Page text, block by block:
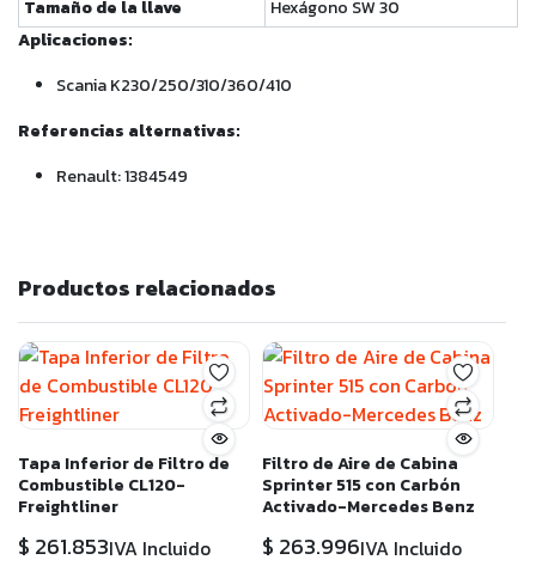
Tamaño de la llave
Hexágono SW 30
Aplicaciones:
Scania K230/250/310/360/410
Referencias alternativas:
Renault: 1384549
Productos relacionados
Tapa Inferior de Filtro de
Combustible CL120-
Freightliner
$ 261.853IVA Incluido
Filtro de Aire de Cabina
Sprinter 515 con Carbón
Activado-Mercedes Benz
$ 263.996IVA Incluido